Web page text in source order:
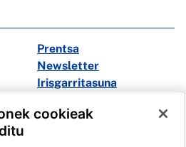
Prentsa
Newsletter
Irisgarritasuna
cookieak